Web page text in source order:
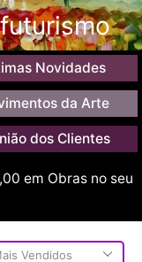
Novidades
da Arte
dos Clientes
em Obras no seu